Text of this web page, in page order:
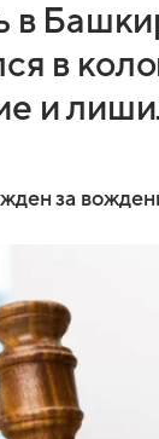
в
в
и
за